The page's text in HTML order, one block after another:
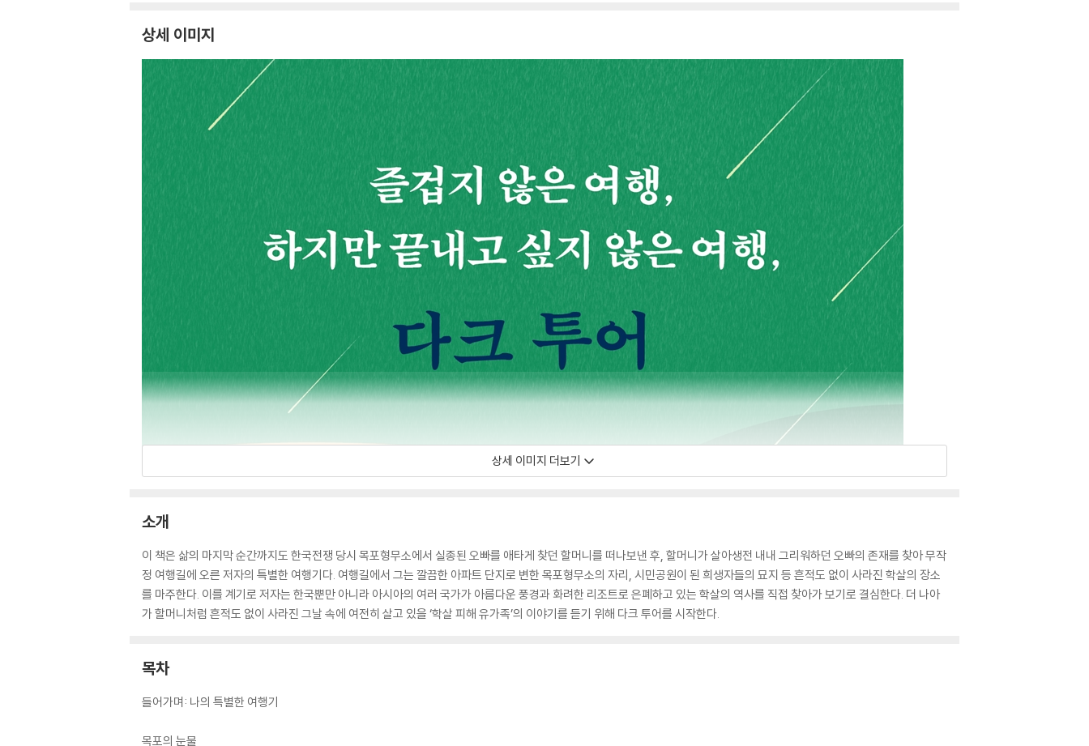
상세 이미지
상세 이미지 더보기
소개
이 책은 삶의 마지막 순간까지도 한국전쟁 당시 목포형무소에서 실종된 오빠를 애타게 찾던 할머니를 떠나보낸 후, 할머니가 살아생전 내내 그리워하던 오빠의 존재를 찾아 무작
정 여행길에 오른 저자의 특별한 여행기다. 여행길에서 그는 깔끔한 아파트 단지로 변한 목포형무소의 자리, 시민공원이 된 희생자들의 묘지 등 흔적도 없이 사라진 학살의 장소
를 마주한다. 이를 계기로 저자는 한국뿐만 아니라 아시아의 여러 국가가 아름다운 풍경과 화려한 리조트로 은폐하고 있는 학살의 역사를 직접 찾아가 보기로 결심한다. 더 나아
가 할머니처럼 흔적도 없이 사라진 그날 속에 여전히 살고 있을 ‘학살 피해 유가족’의 이야기를 듣기 위해 다크 투어를 시작한다.
목차
들어가며: 나의 특별한 여행기
목포의 눈물